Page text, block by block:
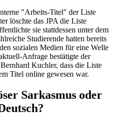
"Arbeits-Titel" der Liste
löschte das JPA die Liste
sie stattdessen unter dem
Studierende hatten bereits
sozialen Medien für eine Welle
Anfrage bestätigte der
Kuchler, dass die Liste
Titel online gewesen war.
Sarkasmus oder